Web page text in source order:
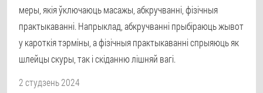
меры, якія ўключаюць масажы, абкручванні, фізічныя
практыкаванні. Напрыклад, абкручванні прыбіраюць жывот
у кароткія тэрміны, а фізічныя практыкаванні спрыяюць як
шлейцы скуры, так і скіданню лішняй вагі.
2 студзень 2024